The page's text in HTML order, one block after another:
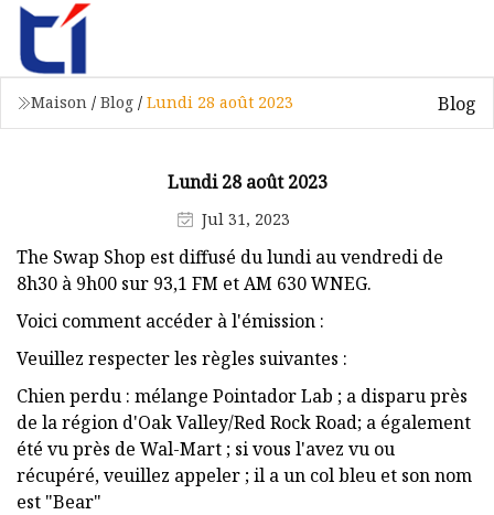
Maison / Blog / Lundi 28 août 2023 Blog
Lundi 28 août 2023
Jul 31, 2023
The Swap Shop est diffusé du lundi au vendredi de
8h30 à 9h00 sur 93,1 FM et AM 630 WNEG.
Voici comment accéder à l'émission :
Veuillez respecter les règles suivantes :
Chien perdu : mélange Pointador Lab ; a disparu près
de la région d'Oak Valley/Red Rock Road; a également
été vu près de Wal-Mart ; si vous l'avez vu ou
récupéré, veuillez appeler ; il a un col bleu et son nom
est "Bear"